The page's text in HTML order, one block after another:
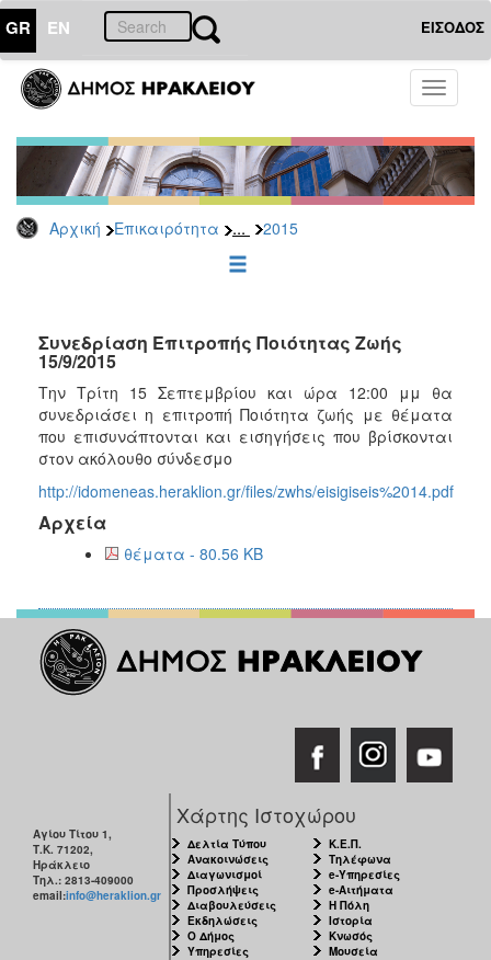
GR EN ΕΙΣΟΔΟΣ
Toggle
Αρχική Επικαιρότητα ... 2015
ΕΠΙΚΑΙΡΟΤΗΤΑ
Τύπου
Αρχείο
2026
2025
2022
2021
2020
2019
2018
2017
2016
2013
2012
2011
ΔΗΜΟΤΗΣ
ΕΠΙΣΚΕΠΤΗΣ
Συνεδρίαση Επιτροπής Ποιότητας Ζωής
15/9/2015
Την Τρίτη 15 Σεπτεμβρίου και ώρα 12:00 μμ θα
συνεδριάσει η επιτροπή Ποιότητα ζωής με θέματα
που επισυνάπτονται και εισηγήσεις που βρίσκονται
στον ακόλουθο σύνδεσμο
http://idomeneas.heraklion.gr/files/zwhs/eisigiseis%2014.pdf
Αρχεία
θέματα - 80.56 KB
Αγίου Τίτου 1,
Τ.Κ. 71202,
Ηράκλειο
Τηλ.: 2813-409000
email:info@heraklion.gr
Χάρτης Ιστοχώρου
Δελτία Τύπου
Ανακοινώσεις
Διαγωνισμοί
Προσλήψεις
Διαβουλεύσεις
Εκδηλώσεις
Ο Δήμος
Υπηρεσίες
Κ.Ε.Π.
Τηλέφωνα
e-Υπηρεσίες
e-Αιτήματα
Η Πόλη
Ιστορία
Κνωσός
Μουσεία